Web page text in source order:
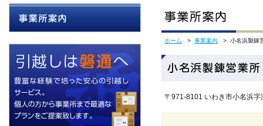
ホーム > 事業案内 > 小名浜製錬
〒971-8101 いわき市小名浜